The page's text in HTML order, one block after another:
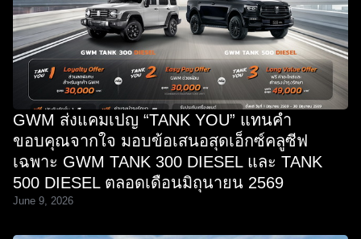
GWM ส่งแคมเปญ “TANK YOU” แทนคำ
ขอบคุณจากใจ มอบข้อเสนอสุดเอ็กซ์คลูซีฟ
เฉพาะ GWM TANK 300 DIESEL และ TANK
500 DIESEL ตลอดเดือนมิถุนายน 2569
June 9, 2026